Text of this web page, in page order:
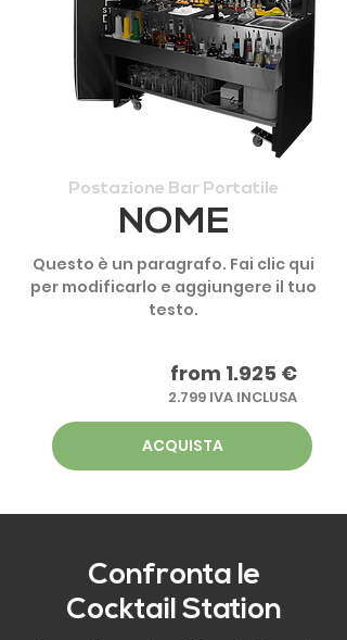
Postazione Bar Portatile
NOME
Questo è un paragrafo. Fai clic qui
per modificarlo e aggiungere il tuo
testo.
from 1.925 €
2.799 IVA INCLUSA
ACQUISTA
Confronta le
Cocktail Station